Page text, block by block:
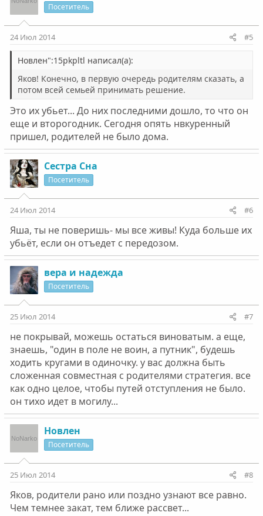
Посетитель
24 Июл 2014 #5
Новлен":15pkpltl написал(а):
Яков! Конечно, в первую очередь родителям сказать, а
потом всей семьей принимать решение.
Это их убьет... До них последними дошло, то что он
еще и второгодник. Сегодня опять нвкуренный
пришел, родителей не было дома.
Сестра Сна
Посетитель
24 Июл 2014 #6
Яша, ты не поверишь- мы все живы! Куда больше их
убьёт, если он отъедет с передозом.
вера и надежда
Посетитель
25 Июл 2014 #7
не покрывай, можешь остаться виноватым. а еще,
знаешь, "один в поле не воин, а путник", будешь
ходить кругами в одиночку. у вас должна быть
сложенная совместная с родителями стратегия. все
как одно целое, чтобы путей отступления не было.
он тихо идет в могилу...
Новлен
Посетитель
25 Июл 2014 #8
Яков, родители рано или поздно узнают все равно.
Чем темнее закат, тем ближе рассвет...